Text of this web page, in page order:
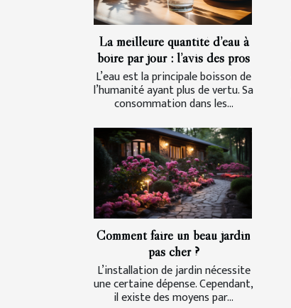
La meilleure quantité d’eau à
boire par jour : l’avis des pros
L’eau est la principale boisson de
l’humanité ayant plus de vertu. Sa
consommation dans les...
Comment faire un beau jardin
pas cher ?
L’installation de jardin nécessite
une certaine dépense. Cependant,
il existe des moyens par...